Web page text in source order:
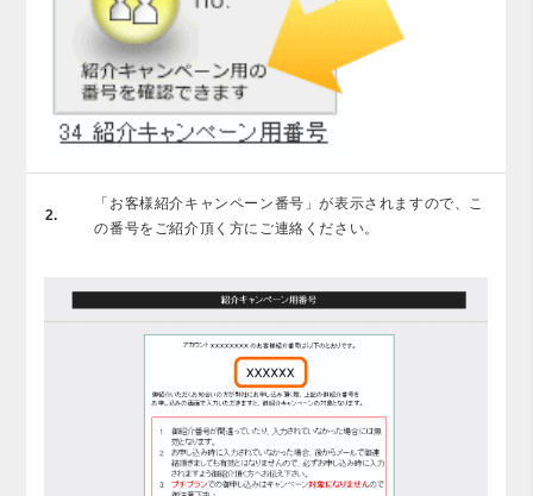
2.
「お客様紹介キャンペーン番号」が表示されますので、こ
の番号をご紹介頂く方にご連絡ください。